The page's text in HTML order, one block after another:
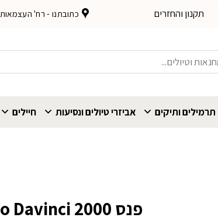
תקנון והחזרים כתובתנו - רח' העצמאות 53, חיפה
תרמילים ותיקים אביזרי טיולים ונסיעות חיילים
פנס Nebo Davinci 2000 לומנס